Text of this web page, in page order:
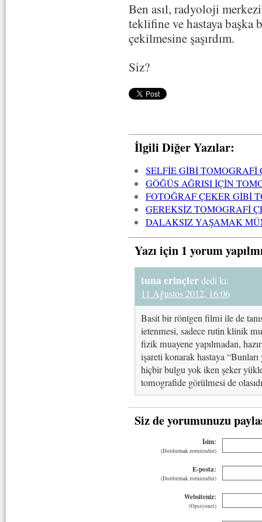
Ben asıl, radyoloji
teklifine ve hastaya başka
çekilmesine şaşırdım.
Siz?
İlgili Diğer Yazılar:
SELFİE GİBİ TOMOGRAFİ
GÖĞÜS AĞRISI İÇİN
FOTOĞRAF ÇEKER GİBİ
GEREKSİZ TOMOGRAFİ
DALAKSIZ YAŞAMAK
Yazı için 1 yorum
tuna erinçlerdedi ki:
11 Ağustos 2012, 16:06
Basit bir röntgen filmi ile de
ietenmesi, sadece rutin klinik
fizik muayene yapılmadan,
işareti konarak hastaya
hiçbir bulgu yok iken şeker
tomografide görülmesi de
Siz de yorumunuzu
İsim:
(Doldurmak zorunludur)
E-posta:
(Doldurmak zorunludur)
Websiteniz:
(Opsiyonel)